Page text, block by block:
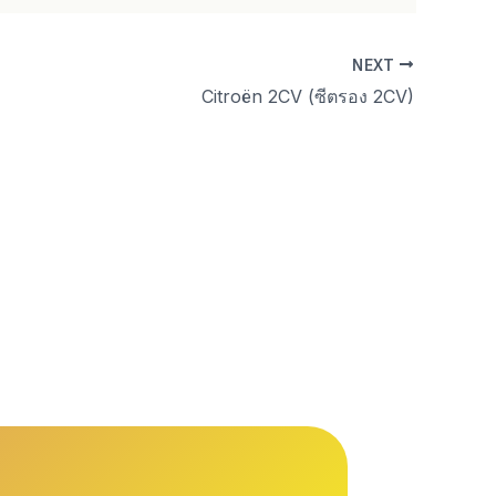
NEXT
Citroën 2CV (ซีตรอง 2CV)